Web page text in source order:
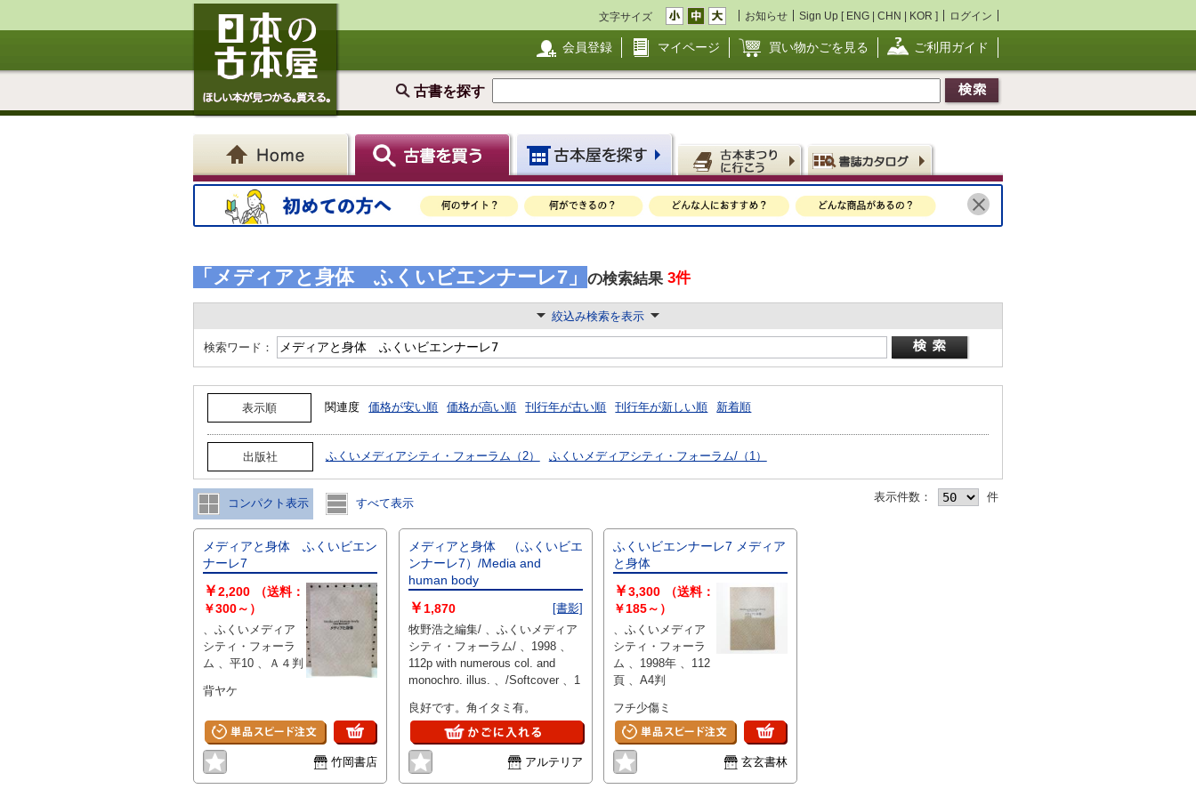
文字サイズ お知らせ Sign Up [ ENG | CHN | KOR ] ログイン
会員登録 マイページ 買い物かごを見る ご利用ガイド
古書を探す
「メディアと身体 ふくいビエンナーレ7」 の検索結果 3件
絞込み検索を表示
検索ワード：
表示順 関連度 価格が安い順 価格が高い順 刊行年が古い順 刊行年が新しい順 新着順
出版社 ふくいメディアシティ・フォーラム（2） ふくいメディアシティ・フォーラム/（1）
コンパクト表示 すべて表示 表示件数： 件
メディアと身体 ふくいビエン
ナーレ7
￥2,200
（送料：
￥300～）
、ふくいメディア
シティ・フォーラ
ム 、平10 、Ａ４判
背ヤケ
竹岡書店
メディアと身体 （ふくいビエ
ンナーレ7）/Media and
human body
[書影]
￥ 1,870
牧野浩之編集/ 、ふくいメディア
シティ・フォーラム/ 、1998 、
112p with numerous col. and
monochro. illus. 、/Softcover 、1
良好です。角イタミ有。
アルテリア
ふくいビエンナーレ7 メディア
と身体
￥3,300
（送料：
￥185～）
、ふくいメディア
シティ・フォーラ
ム 、1998年 、112
頁 、A4判
フチ少傷ミ
玄玄書林